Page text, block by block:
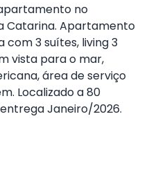
no
Catarina. Apartamento
com 3 suítes, living 3
vista para o mar,
área de serviço
Localizado a 80
Janeiro/2026.